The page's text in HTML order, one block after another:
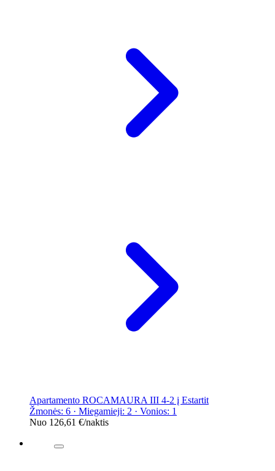
Apartamento ROCAMAURA III 4-2 į Estartit
Žmonės: 6 · Miegamieji: 2 · Vonios: 1
Nuo 126,61 €/naktis